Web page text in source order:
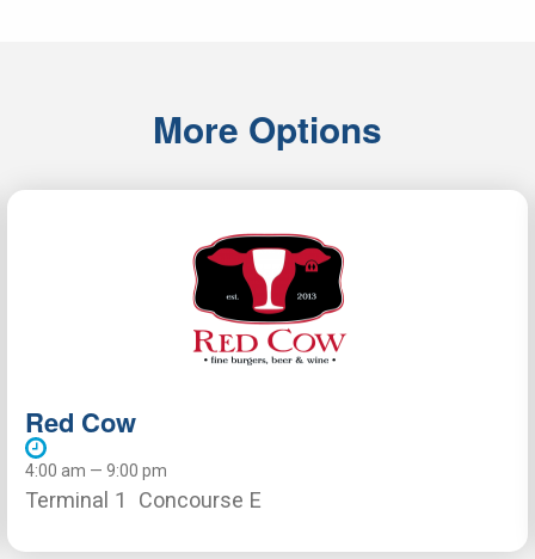
More Options
Red Cow
4:00 am — 9:00 pm
Terminal 1 Concourse E